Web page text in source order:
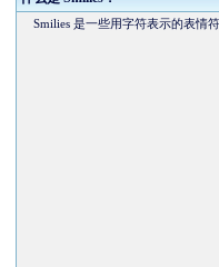
Smilies 是一些用字符表示的表情